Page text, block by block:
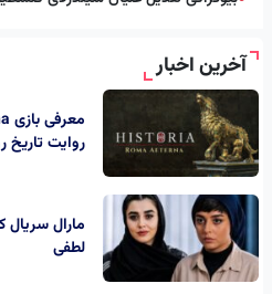
آخرین اخبار
روایت
مارال
لطفی